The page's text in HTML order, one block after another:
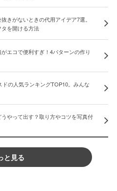
抜きがないときの代用アイデア7選。
を開ける方法
エコで便利すぎ！4パターンの作り
ドの人気ランキングTOP10。みんな
やって出す？取り方やコツを写真付
と見る